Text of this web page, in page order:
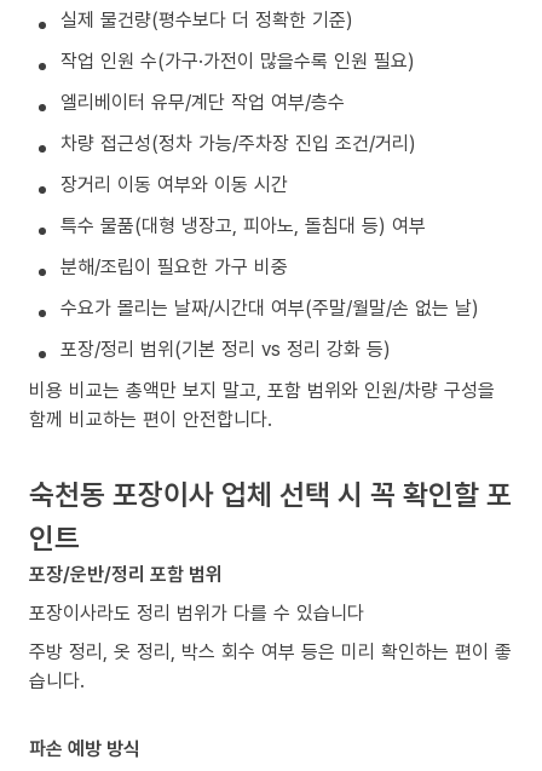
실제 물건량(평수보다 더 정확한 기준)
작업 인원 수(가구·가전이 많을수록 인원 필요)
엘리베이터 유무/계단 작업 여부/층수
차량 접근성(정차 가능/주차장 진입 조건/거리)
장거리 이동 여부와 이동 시간
특수 물품(대형 냉장고, 피아노, 돌침대 등) 여부
분해/조립이 필요한 가구 비중
수요가 몰리는 날짜/시간대 여부(주말/월말/손 없는 날)
포장/정리 범위(기본 정리 vs 정리 강화 등)
비용 비교는 총액만 보지 말고, 포함 범위와 인원/차량 구성을
함께 비교하는 편이 안전합니다.
숙천동 포장이사 업체 선택 시 꼭 확인할 포
인트
포장/운반/정리 포함 범위
포장이사라도 정리 범위가 다를 수 있습니다
주방 정리, 옷 정리, 박스 회수 여부 등은 미리 확인하는 편이 좋
습니다.
파손 예방 방식